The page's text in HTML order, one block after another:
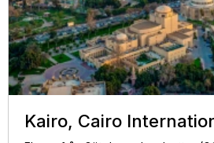
Kairo, Cairo